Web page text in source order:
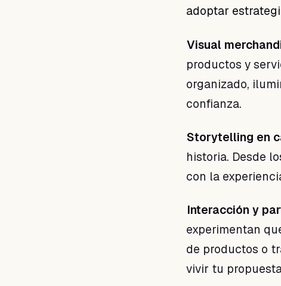
adoptar
Visual
productos y
organizado,
confianza.
Storytelling en
historia. Desde
con la
Interacción y
experimentan
de productos o
vivir tu